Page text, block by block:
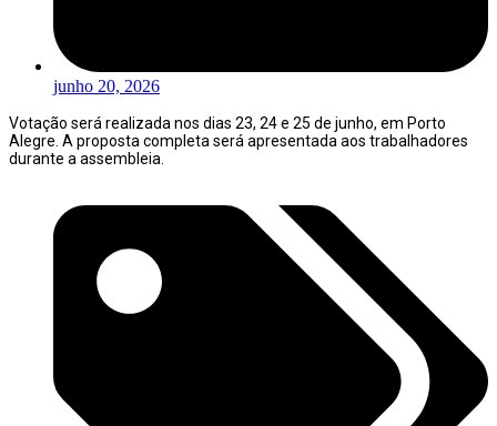
junho 20, 2026
Votação será realizada nos dias 23, 24 e 25 de junho, em Porto
Alegre. A proposta completa será apresentada aos trabalhadores
durante a assembleia.